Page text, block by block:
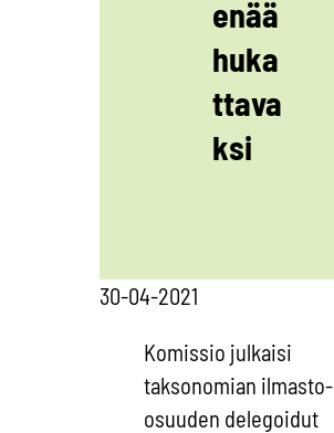
enää
huka
ttava
ksi
30-04-2021
Komissio julkaisi
taksonomian ilmasto-
osuuden delegoidut